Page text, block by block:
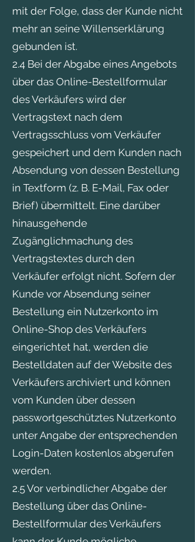
mit der Folge, dass der Kunde nicht
mehr an seine Willenserklärung
gebunden ist.
2.4 Bei der Abgabe eines Angebots
über das Online-Bestellformular
des Verkäufers wird der
Vertragstext nach dem
Vertragsschluss vom Verkäufer
gespeichert und dem Kunden nach
Absendung von dessen Bestellung
in Textform (z. B. E-Mail, Fax oder
Brief) übermittelt. Eine darüber
hinausgehende
Zugänglichmachung des
Vertragstextes durch den
Verkäufer erfolgt nicht. Sofern der
Kunde vor Absendung seiner
Bestellung ein Nutzerkonto im
Online-Shop des Verkäufers
eingerichtet hat, werden die
Bestelldaten auf der Website des
Verkäufers archiviert und können
vom Kunden über dessen
passwortgeschütztes Nutzerkonto
unter Angabe der entsprechenden
Login-Daten kostenlos abgerufen
werden.
2.5 Vor verbindlicher Abgabe der
Bestellung über das Online-
Bestellformular des Verkäufers